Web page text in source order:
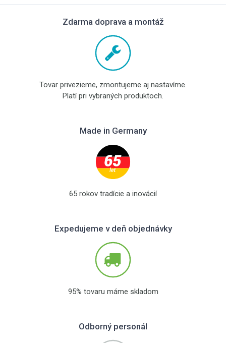
Zdarma doprava a montáž
Tovar privezieme, zmontujeme aj nastavíme.
Platí pri vybraných produktoch.
Made in Germany
65 rokov tradície a inovácií
Expedujeme v deň objednávky
95% tovaru máme skladom
Odborný personál